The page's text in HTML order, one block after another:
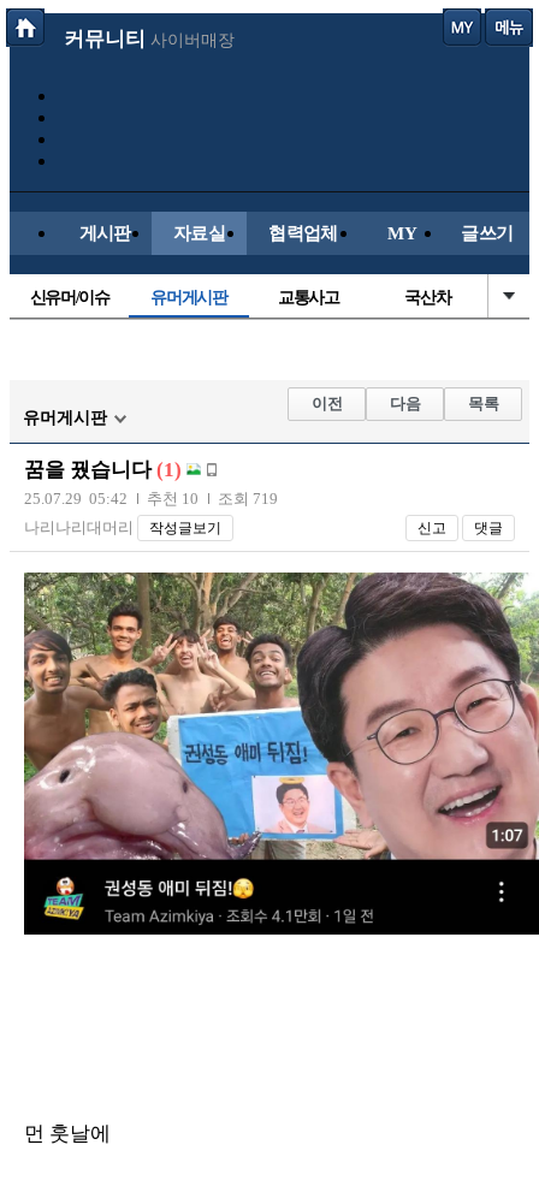
커뮤니티 사이버매장
게시판 자료실 협력업체 MY 글쓰기
신유머/이슈 유머게시판 교통사고 국산차
자유사진 군사/무기
트럭/버스
장착시공사진
유머게시판
이전 다음 목록
꿈을 꿨습니다 (1)
25.07.29 05:42 추천 10
조회 719
나리나리대머리
작성글보기 신고 댓글
먼 훗날에